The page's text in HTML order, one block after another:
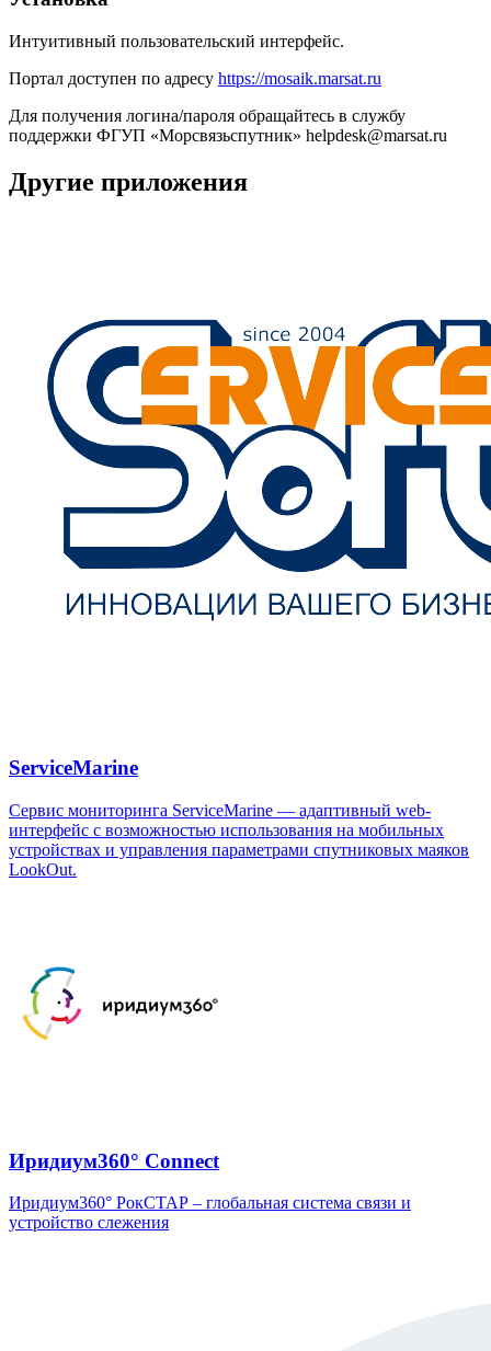
Интуитивный пользовательский интерфейс.
Портал доступен по адресу https://mosaik.marsat.ru
Для получения логина/пароля обращайтесь в службу
поддержки ФГУП «Морсвязьспутник» helpdesk@marsat.ru
Другие приложения
ServiceMarine
Сервис мониторинга ServiceMarine — адаптивный web-
интерфейс с возможностью использования на мобильных
устройствах и управления параметрами спутниковых маяков
LookOut.
Иридиум360° Connect
Иридиум360° РокСТАР – глобальная система связи и
устройство слежения